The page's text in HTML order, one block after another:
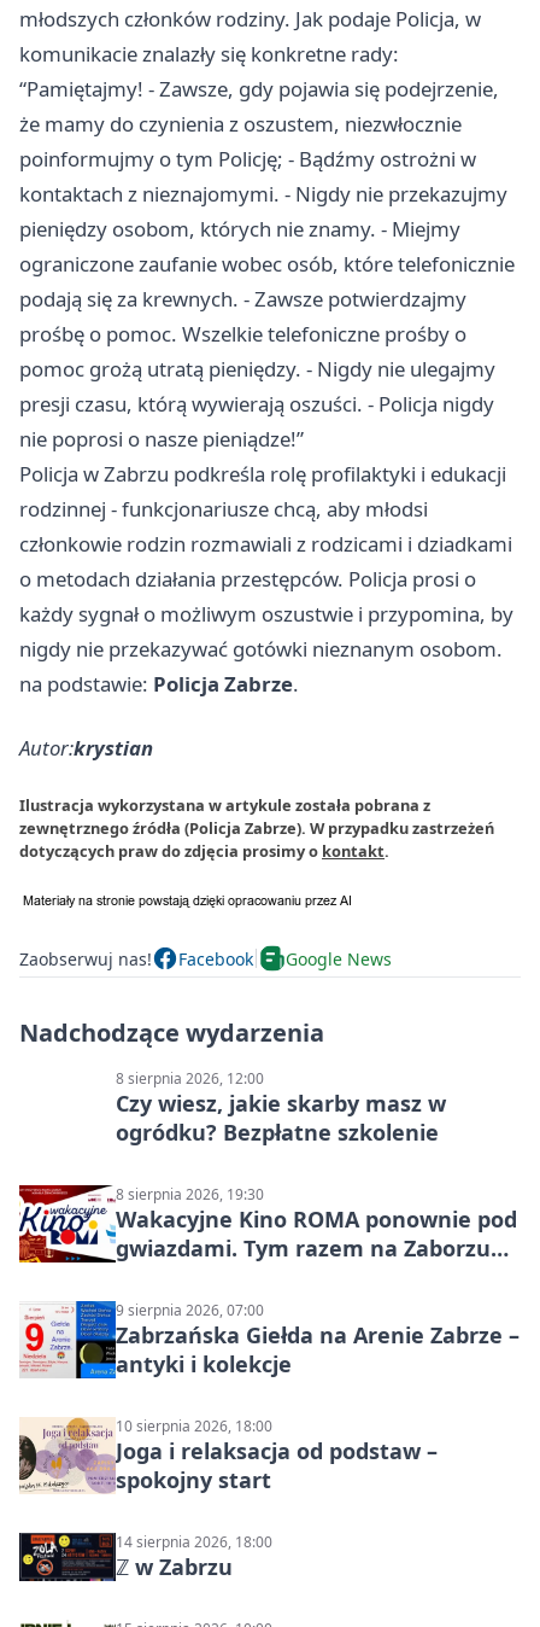
młodszych członków rodziny. Jak podaje Policja, w
komunikacie znalazły się konkretne rady:
“Pamiętajmy! - Zawsze, gdy pojawia się podejrzenie,
że mamy do czynienia z oszustem, niezwłocznie
poinformujmy o tym Policję; - Bądźmy ostrożni w
kontaktach z nieznajomymi. - Nigdy nie przekazujmy
pieniędzy osobom, których nie znamy. - Miejmy
ograniczone zaufanie wobec osób, które telefonicznie
podają się za krewnych. - Zawsze potwierdzajmy
prośbę o pomoc. Wszelkie telefoniczne prośby o
pomoc grożą utratą pieniędzy. - Nigdy nie ulegajmy
presji czasu, którą wywierają oszuści. - Policja nigdy
nie poprosi o nasze pieniądze!”
Policja w Zabrzu podkreśla rolę profilaktyki i edukacji
rodzinnej - funkcjonariusze chcą, aby młodsi
członkowie rodzin rozmawiali z rodzicami i dziadkami
o metodach działania przestępców. Policja prosi o
każdy sygnał o możliwym oszustwie i przypomina, by
nigdy nie przekazywać gotówki nieznanym osobom.
na podstawie: Policja Zabrze.
Autor:krystian
Ilustracja wykorzystana w artykule została pobrana z
zewnętrznego źródła (Policja Zabrze). W przypadku zastrzeżeń
dotyczących praw do zdjęcia prosimy o kontakt.
Zaobserwuj nas! Facebook Google News
Nadchodzące wydarzenia
8 sierpnia 2026, 12:00
Czy wiesz, jakie skarby masz w
ogródku? Bezpłatne szkolenie
8 sierpnia 2026, 19:30
Wakacyjne Kino ROMA ponownie pod
gwiazdami. Tym razem na Zaborzu
9 sierpnia 2026, 07:00
Zabrzańska Giełda na Arenie Zabrze –
antyki i kolekcje
10 sierpnia 2026, 18:00
Joga i relaksacja od podstaw –
spokojny start
14 sierpnia 2026, 18:00
ℤ w Zabrzu